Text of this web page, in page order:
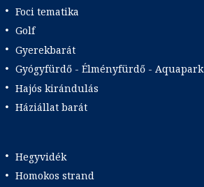
Foci tematika
Golf
Gyerekbarát
Gyógyfürdő - Élményfürdő - Aquapark
Hajós kirándulás
Háziállat barát
Hegyvidék
Homokos strand